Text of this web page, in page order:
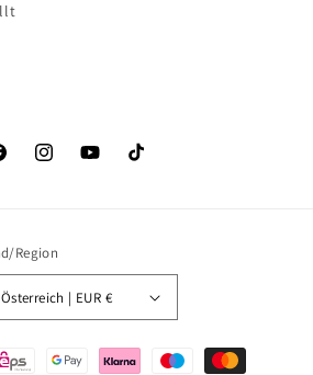
InstagramYouTubeTikTok
Region
Österreich | EUR €